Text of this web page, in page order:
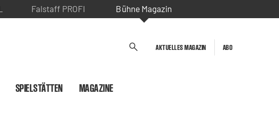
Falstaff PROFI Bühne Magazin
AKTUELLES MAGAZIN ABO
SPIELSTÄTTEN MAGAZINE